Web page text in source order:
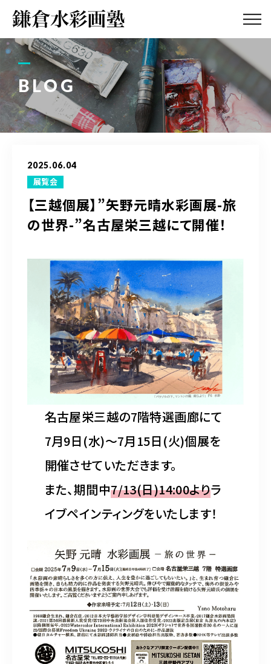
BLOG
2025.06.04
展覧会
【三越個展】”矢野元晴水彩画展-旅
の世界-”名古屋栄三越にて開催！
名古屋栄三越の7階特選画廊にて
7月9日(水)〜7月15日(火)個展を
開催させていただきます。
また、期間中7/13(日)14:00よりラ
イブペインティングをいたします！
ABOUT
画塾紹介・
アクセス
LESSON
教室案内
BLOG
ATELIER
水彩ブログ
CONTACT
お問い合わせ
MEMBER
塾生専用
体験レッスンの申込み
取材・制作のご依頼 作品購入